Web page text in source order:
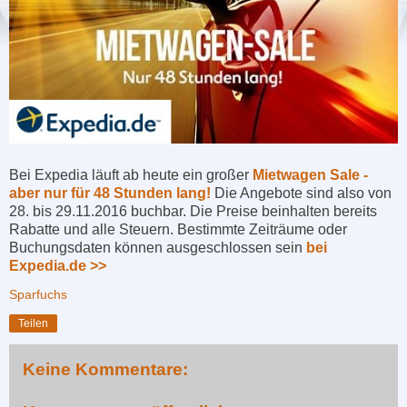
Bei Expedia läuft ab heute ein großer Mietwagen Sale -
aber nur für 48 Stunden lang! Die Angebote sind also von
28. bis 29.11.2016 buchbar. Die Preise beinhalten bereits
Rabatte und alle Steuern. Bestimmte Zeiträume oder
Buchungsdaten können ausgeschlossen sein bei
Expedia.de >>
Sparfuchs
Teilen
Keine Kommentare: